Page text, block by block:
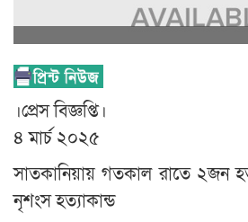
।প্রেস বিজ্ঞপ্তি।
৪ মার্চ ২০২৫
সাতকানিয়ায় গতকাল রাতে ২জন
নৃশংস হত্যাকান্ড